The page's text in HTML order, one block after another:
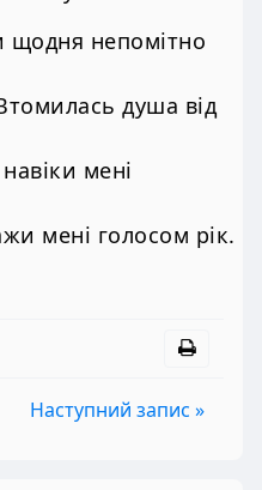
щодня непомітно
душа від
мені
мені голосом рік.
Наступний запис »